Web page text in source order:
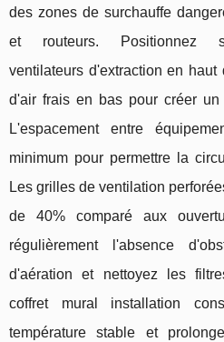
des zones de surchauffe
et routeurs. Positionnez
ventilateurs d'extraction en
d'air frais en bas pour créer un
L'espacement entre
minimum pour permettre la
Les grilles de ventilation
de 40% comparé aux
régulièrement l'absence
d'aération et nettoyez les
coffret mural installation
température stable et